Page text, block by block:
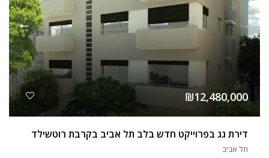
₪12,480,000
דירת גג בפרוייקט חדש בלב תל אביב בקרבת רוטשילד
תל אביב